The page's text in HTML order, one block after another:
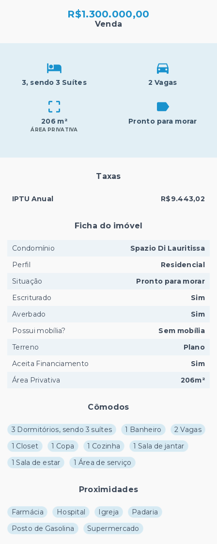
R$1.300.000,00
Venda
3, sendo 3 Suítes 2 Vagas
206 m²
ÁREA PRIVATIVA
Pronto para morar
Cômodos
3 Dormitórios, sendo 3 suítes 1 Banheiro
2 Vagas
1 Closet
1 Copa 1 Cozinha
1 Sala de jantar
1 Sala de estar
1 Área de serviço
Proximidades
Farmácia Hospital Igreja
Padaria
Posto de Gasolina
Supermercado
Taxas
IPTU Anual R$9.443,02
Ficha do imóvel
Condomínio
Spazio Di Lauritissa
Perfil
Residencial
Situação
Pronto para morar
Escriturado
Sim
Averbado
Sim
Possui mobília?
Sem mobília
Terreno
Plano
Aceita Financiamento
Sim
Área Privativa
206m²